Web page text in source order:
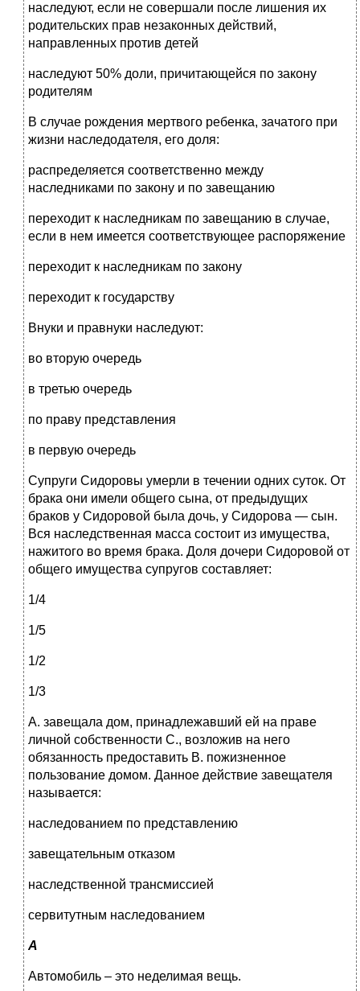
наследуют, если не совершали после лишения их
родительских прав незаконных действий,
направленных против детей
наследуют 50% доли, причитающейся по закону
родителям
В случае рождения мертвого ребенка, зачатого при
жизни наследодателя, его доля:
распределяется соответственно между
наследниками по закону и по завещанию
переходит к наследникам по завещанию в случае,
если в нем имеется соответствующее распоряжение
переходит к наследникам по закону
переходит к государству
Внуки и правнуки наследуют:
во вторую очередь
в третью очередь
по праву представления
в первую очередь
Супруги Сидоровы умерли в течении одних суток. От
брака они имели общего сына, от предыдущих
браков у Сидоровой была дочь, у Сидорова — сын.
Вся наследственная масса состоит из имущества,
нажитого во время брака. Доля дочери Сидоровой от
общего имущества супругов составляет:
1/4
1/5
1/2
1/3
А. завещала дом, принадлежавший ей на праве
личной собственности С., возложив на него
обязанность предоставить В. пожизненное
пользование домом. Данное действие завещателя
называется:
наследованием по представлению
завещательным отказом
наследственной трансмиссией
сервитутным наследованием
А
Автомобиль – это неделимая вещь.